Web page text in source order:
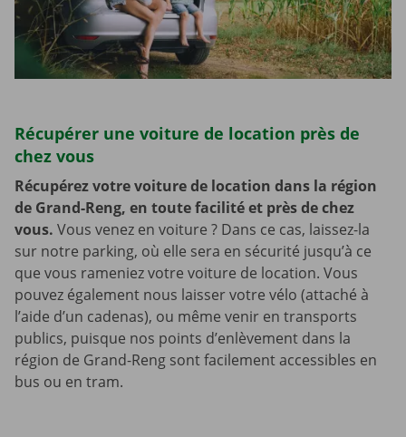
Récupérer une voiture de location près de
chez vous
Récupérez votre voiture de location dans la région
de Grand-Reng, en toute facilité et près de chez
vous. Vous venez en voiture ? Dans ce cas, laissez-la
sur notre parking, où elle sera en sécurité jusqu’à ce
que vous rameniez votre voiture de location. Vous
pouvez également nous laisser votre vélo (attaché à
l’aide d’un cadenas), ou même venir en transports
publics, puisque nos points d’enlèvement dans la
région de Grand-Reng sont facilement accessibles en
bus ou en tram.